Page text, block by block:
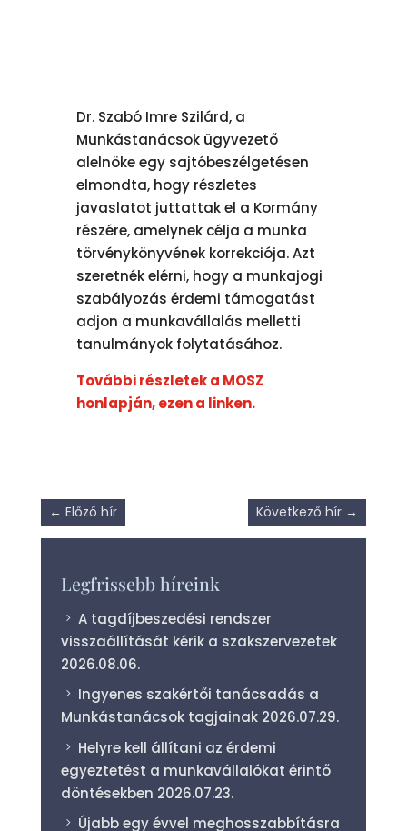
Dr. Szabó Imre Szilárd, a
Munkástanácsok ügyvezető
alelnöke egy sajtóbeszélgetésen
elmondta, hogy részletes
javaslatot juttattak el a Kormány
részére, amelynek célja a munka
törvénykönyvének korrekciója. Azt
szeretnék elérni, hogy a munkajogi
szabályozás érdemi támogatást
adjon a munkavállalás melletti
tanulmányok folytatásához.
További részletek a MOSZ
honlapján, ezen a linken.
← Előző hír Következő hír →
Legfrissebb híreink
A tagdíjbeszedési rendszer
visszaállítását kérik a szakszervezetek
2026.08.06.
Ingyenes szakértői tanácsadás a
Munkástanácsok tagjainak 2026.07.29.
Helyre kell állítani az érdemi
egyeztetést a munkavállalókat érintő
döntésekben 2026.07.23.
Újabb egy évvel meghosszabbításra